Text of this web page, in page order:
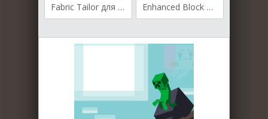
Fabric Tailor для Майнкрафт [1.20.6, 1.20.4, 1.20.3] Enhanced Block Entities для Майнкрафт [1.20.1, 1.20, 1.19.4]